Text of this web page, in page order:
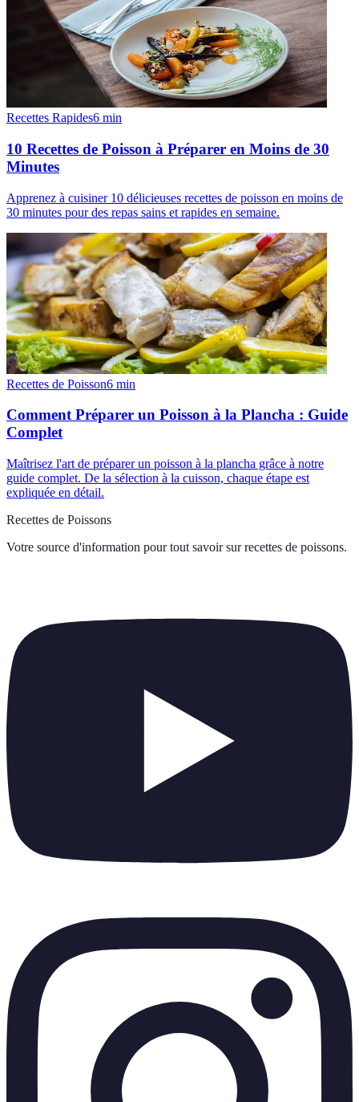
Recettes Rapides6 min
10 Recettes de Poisson à Préparer en Moins de 30
Minutes
Apprenez à cuisiner 10 délicieuses recettes de poisson en moins de
30 minutes pour des repas sains et rapides en semaine.
Recettes de Poisson6 min
Comment Préparer un Poisson à la Plancha : Guide
Complet
Maîtrisez l'art de préparer un poisson à la plancha grâce à notre
guide complet. De la sélection à la cuisson, chaque étape est
expliquée en détail.
Recettes de Poissons
Votre source d'information pour tout savoir sur recettes de poissons.